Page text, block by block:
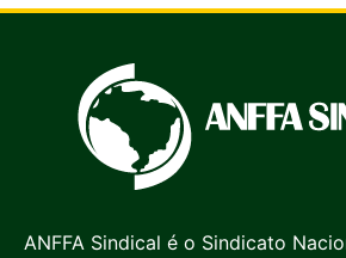
ANFFA Sindical é o Sindicato